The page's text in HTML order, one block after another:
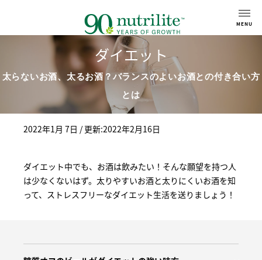
ダイエット
太らないお酒、太るお酒？バランスのよいお酒との付き合い方
とは
2022年1月 7日 / 更新:2022年2月16日
ダイエット中でも、お酒は飲みたい！そんな願望を持つ人
は少なくないはず。太りやすいお酒と太りにくいお酒を知
って、ストレスフリーなダイエット生活を送りましょう！